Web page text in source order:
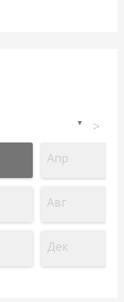
▼ >
Апр
Авг
Дек